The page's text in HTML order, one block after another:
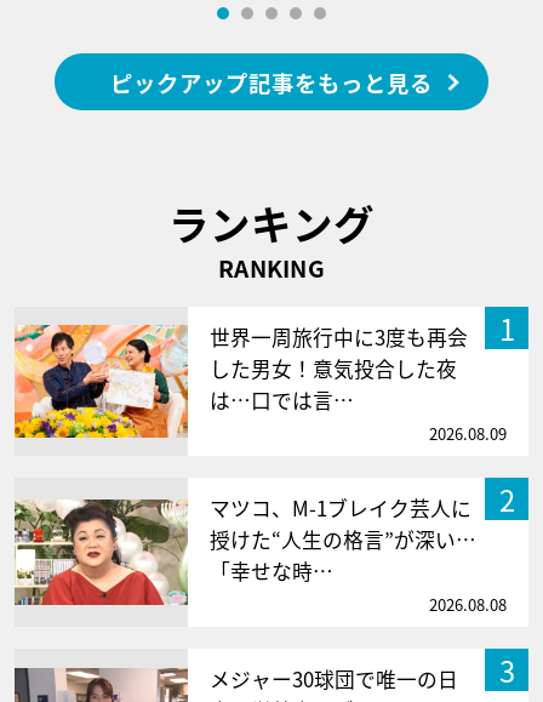
ピックアップ記事をもっと見る
ランキング
RANKING
1
世界一周旅行中に3度も再会
した男女！意気投合した夜
は…口では言…
2026.08.09
2
マツコ、M-1ブレイク芸人に
授けた“人生の格言”が深い…
「幸せな時…
2026.08.08
3
メジャー30球団で唯一の日